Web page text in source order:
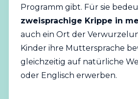
Programm gibt. Für sie
zweisprachige Krippe in
auch ein Ort der
Kinder ihre Muttersprache
gleichzeitig auf natürliche
oder Englisch erwerben.